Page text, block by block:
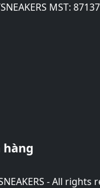
MST:
- All rights